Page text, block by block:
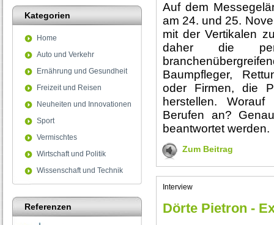
Kategorien
Home
Auto und Verkehr
Ernährung und Gesundheit
Freizeit und Reisen
Neuheiten und Innovationen
Sport
Vermischtes
Wirtschaft und Politik
Wissenschaft und Technik
Referenzen
Auf dem
am 24. und 25.
mit der Vertikalen
daher die
Baumpfleger,
oder Firmen, die
herstellen.
Berufen an?
beantwortet werden.
Zum Beitrag
Interview
Dörte Pietron -